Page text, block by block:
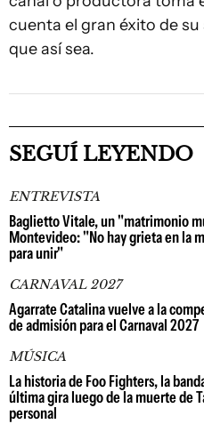
cuenta el gran éxito de
que así sea.
SEGUÍ LEYENDO
ENTREVISTA
Baglietto Vitale, un "matrimonio
Montevideo: "No hay grieta en la
para unir"
CARNAVAL 2027
Agarrate Catalina vuelve a la
de admisión para el Carnaval 2027
MÚSICA
La historia de Foo Fighters, la
última gira luego de la muerte de
personal